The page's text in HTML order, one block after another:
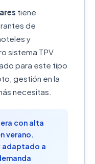
tiene
de
y
sistema TPV
para este tipo
gestión en la
necesitas.
con alta
verano.
adaptado a